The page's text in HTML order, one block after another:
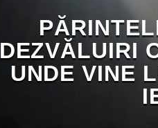
DEZVĂLUIRI
UNDE VINE